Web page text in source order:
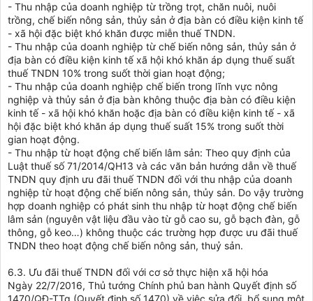
- Thu nhập của doanh nghiệp từ trồng trọt, chăn nuôi, nuôi
trồng, chế biến nông sản, thủy sản ở địa bàn có điều kiện kinh tế
- xã hội đặc biệt khó khăn được miễn thuế TNDN.
- Thu nhập của doanh nghiệp từ chế biến nông sản, thủy sản ở
địa bàn có điều kiện kinh tế xã hội khó khăn áp dụng thuế suất
thuế TNDN 10% trong suốt thời gian hoạt động;
- Thu nhập của doanh nghiệp chế biến trong lĩnh vực nông
nghiệp và thủy sản ở địa bàn không thuộc địa bàn có điều kiện
kinh tế - xã hội khó khăn hoặc địa bàn có điều kiện kinh tế - xã
hội đặc biệt khó khăn áp dụng thuế suất 15% trong suốt thời
gian hoạt động.
- Thu nhập từ hoạt động chế biến lâm sản: Theo quy định của
Luật thuế số 71/2014/QH13 và các văn bản hướng dẫn về thuế
TNDN quy định ưu đãi thuế TNDN đối với thu nhập của doanh
nghiệp từ hoạt động chế biến nông sản, thủy sản. Do vậy trường
hợp doanh nghiệp có phát sinh thu nhập từ hoạt động chế biến
lâm sản (nguyên vật liệu đầu vào từ gỗ cao su, gỗ bạch đàn, gỗ
thông, gỗ keo…) không thuộc các trường hợp được ưu đãi thuế
TNDN theo hoạt động chế biến nông sản, thuỷ sản.
6.3. Ưu đãi thuế TNDN đối với cơ sở thực hiện xã hội hóa
Ngày 22/7/2016, Thủ tướng Chính phủ ban hành Quyết định số
1470/QĐ-TTg (Quyết định số 1470) về việc sửa đổi, bổ sung một